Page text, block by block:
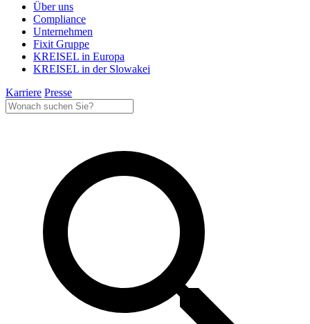
Über uns
Compliance
Unternehmen
Fixit Gruppe
KREISEL in Europa
KREISEL in der Slowakei
Karriere Presse